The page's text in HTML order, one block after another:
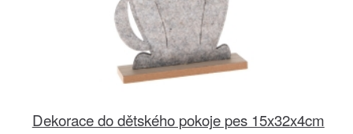
Dekorace do dětského pokoje pes 15x32x4cm